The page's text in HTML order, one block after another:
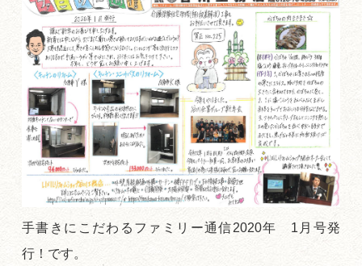
手書きにこだわるファミリー通信2020年 1月号発
行！です。